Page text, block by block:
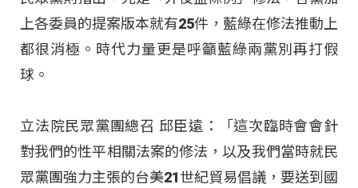
上各委員的提案版本就有25件，藍綠在修法推動上
都很消極。時代力量更是呼籲藍綠兩黨別再打假
球。
立法院民眾黨團總召 邱臣遠：「這次臨時會會針
對我們的性平相關法案的修法，以及我們當時就民
眾黨團強力主張的台美21世紀貿易倡議，要送到國